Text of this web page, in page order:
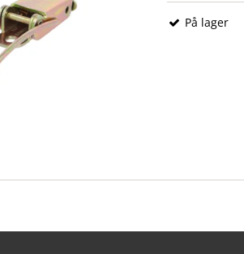
På lager